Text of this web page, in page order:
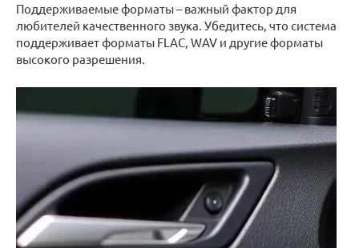
Поддерживаемые форматы – важный фактор для
любителей качественного звука. Убедитесь, что система
поддерживает форматы FLAC, WAV и другие форматы
высокого разрешения.